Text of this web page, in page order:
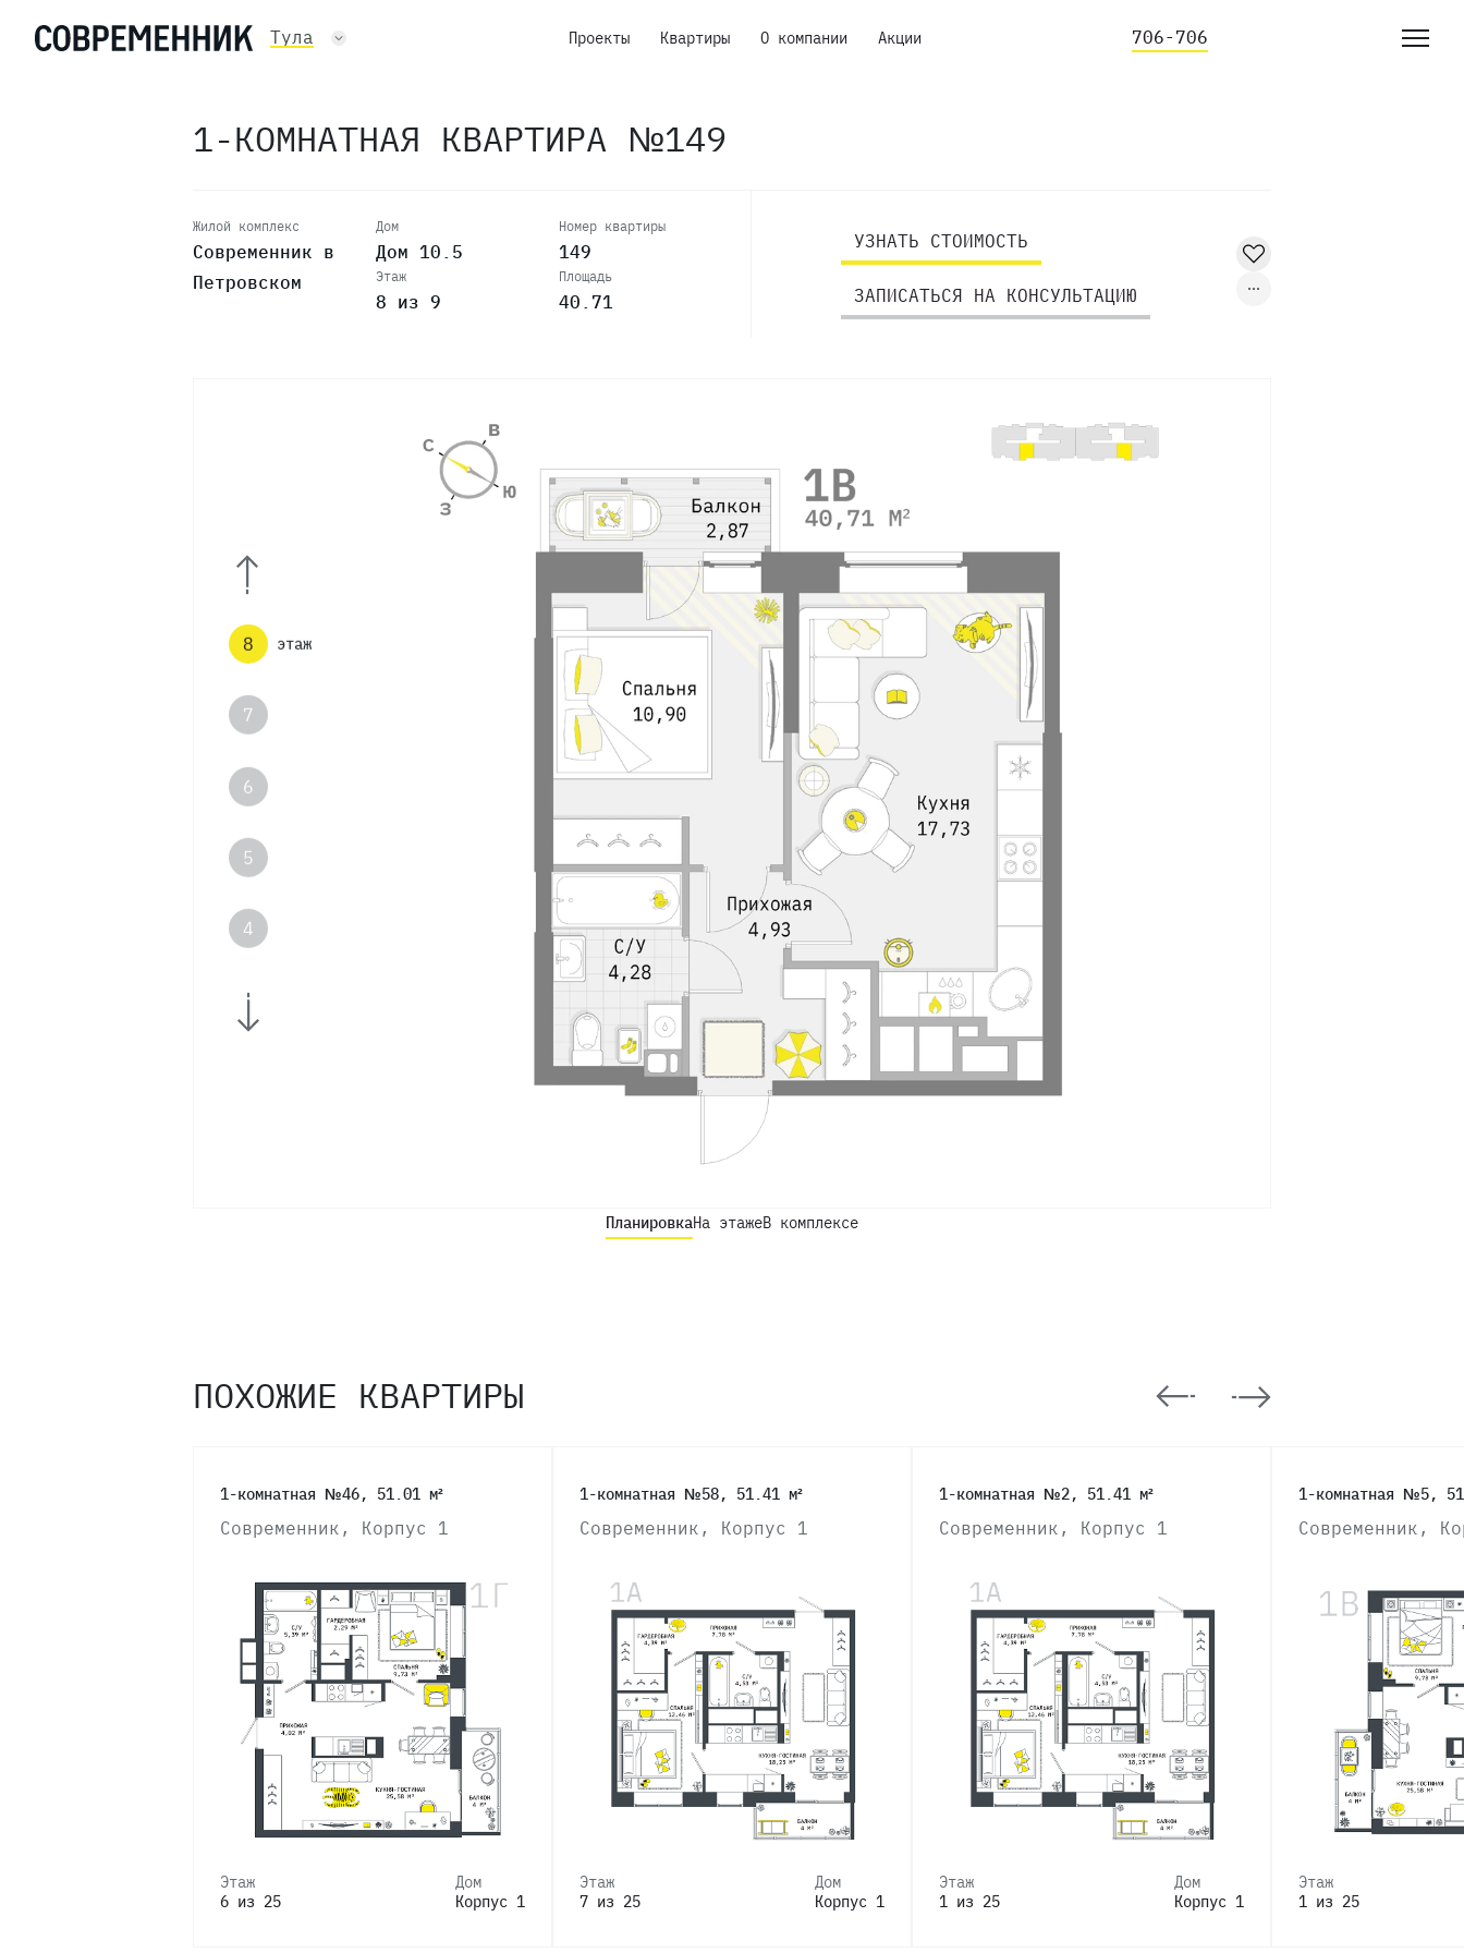
Тула Проекты Квартиры О компании Акции 706-706
1-КОМНАТНАЯ КВАРТИРА №149
Жилой комплекс
Современник в
Петровском
Дом
Дом 10.5
Этаж
8 из 9
Номер квартиры
149
Площадь
40.71
УЗНАТЬ СТОИМОСТЬ
ЗАПИСАТЬСЯ НА КОНСУЛЬТАЦИЮ
9
8 этаж
7
6
5
4
3
ПланировкаНа этажеВ комплексе
ПОХОЖИЕ КВАРТИРЫ
1-комнатная №46, 51.01 м²
Современник, Корпус 1
Этаж
6 из 25
Дом
Корпус 1
1-комнатная №58, 51.41 м²
Современник, Корпус 1
Этаж
7 из 25
Дом
Корпус 1
1-комнатная №2, 51.41 м²
Современник, Корпус 1
Этаж
1 из 25
Дом
Корпус 1
1-комнатная №5,
Современник,
Этаж
1 из 25